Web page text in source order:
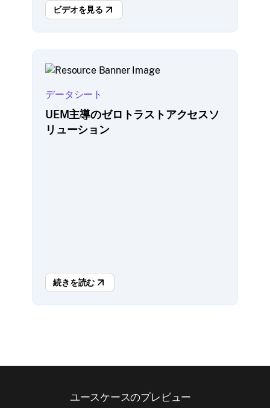
ビデオを見る
データシート
UEM主導のゼロトラストアクセスソ
リューション
続きを読む
ユースケースのプレビュー